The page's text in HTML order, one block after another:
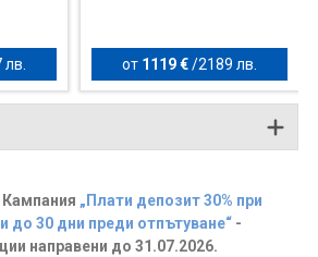
от 1119 €/2189 лв.
„Плати депозит 30% при
до 30 дни преди отпътуване“ -
направени до 31.07.2026.